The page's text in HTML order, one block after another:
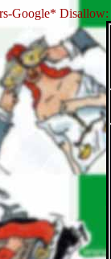
Google* Disallow: